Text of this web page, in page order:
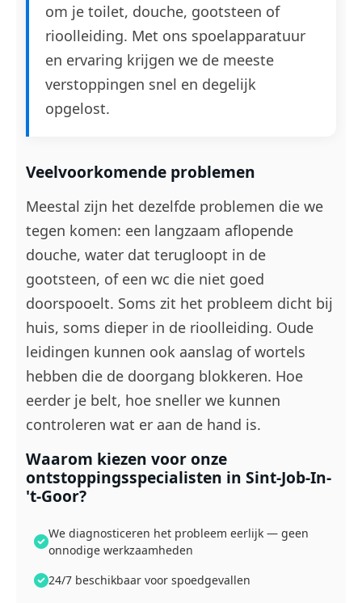
om je toilet, douche, gootsteen of
rioolleiding. Met ons spoelapparatuur
en ervaring krijgen we de meeste
verstoppingen snel en degelijk
opgelost.
Veelvoorkomende problemen
Meestal zijn het dezelfde problemen die we
tegen komen: een langzaam aflopende
douche, water dat terugloopt in de
gootsteen, of een wc die niet goed
doorspooelt. Soms zit het probleem dicht bij
huis, soms dieper in de rioolleiding. Oude
leidingen kunnen ook aanslag of wortels
hebben die de doorgang blokkeren. Hoe
eerder je belt, hoe sneller we kunnen
controleren wat er aan de hand is.
Waarom kiezen voor onze
ontstoppingsspecialisten in Sint-Job-In-
't-Goor?
We diagnosticeren het probleem eerlijk — geen
onnodige werkzaamheden
24/7 beschikbaar voor spoedgevallen